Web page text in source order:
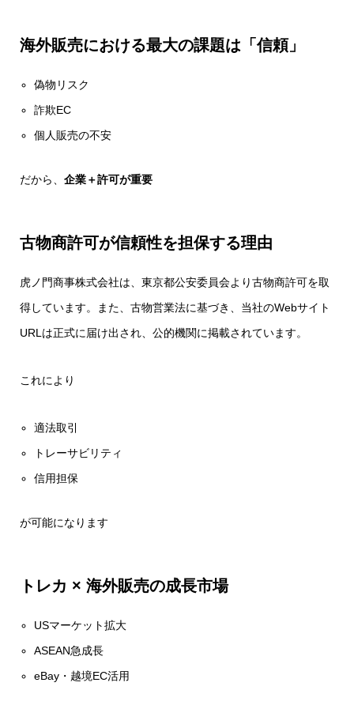
海外販売における最大の課題は「信頼」
偽物リスク
詐欺EC
個人販売の不安
だから、 企業＋許可が重要
古物商許可が信頼性を担保する理由
虎ノ門商事株式会社は、東京都公安委員会より古物商許可を取
得しています。また、古物営業法に基づき、当社のWebサイト
URLは正式に届け出され、公的機関に掲載されています。
これにより
適法取引
トレーサビリティ
信用担保
が可能になります
トレカ × 海外販売の成長市場
USマーケット拡大
ASEAN急成長
eBay・越境EC活用